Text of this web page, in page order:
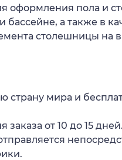
оформления пола и
бассейне, а также в
столешницы на
страну мира и
от 10 до 15 дней.